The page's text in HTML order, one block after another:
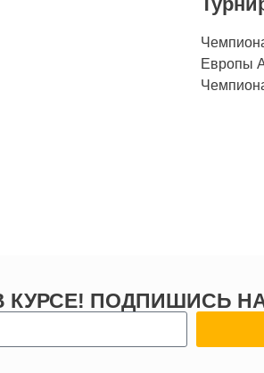
Европы
КУРСЕ! ПОДПИШИСЬ